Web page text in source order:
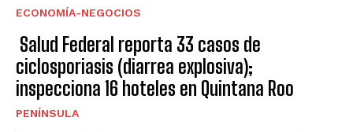
ECONOMÍA-NEGOCIOS
Salud Federal reporta 33 casos de
ciclosporiasis (diarrea explosiva);
inspecciona 16 hoteles en Quintana Roo
PENÍNSULA